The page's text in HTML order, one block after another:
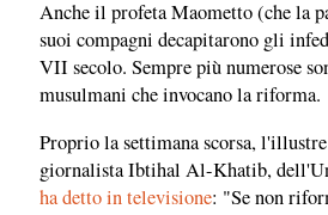
Anche il profeta Maometto (che la
suoi compagni decapitarono gli
VII secolo. Sempre più numerose
musulmani che invocano la riforma.
Proprio la settimana scorsa, l'illustre
giornalista Ibtihal Al-Khatib,
ha detto in televisione: "Se non